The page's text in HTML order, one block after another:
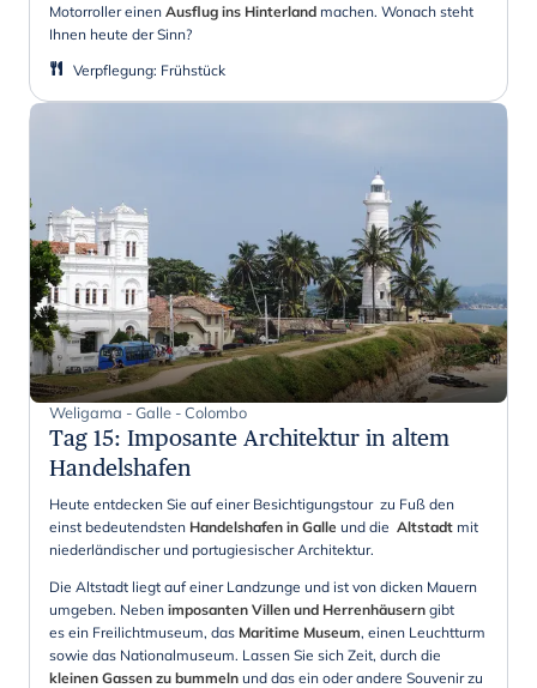
Motorroller einen Ausflug ins Hinterland machen. Wonach steht
Ihnen heute der Sinn?
Verpflegung: Frühstück
Weligama - Galle - Colombo
Tag 15: Imposante Architektur in altem
Handelshafen
Heute entdecken Sie auf einer Besichtigungstour zu Fuß den
einst bedeutendsten Handelshafen in Galle und die Altstadt mit
niederländischer und portugiesischer Architektur.
Die Altstadt liegt auf einer Landzunge und ist von dicken Mauern
umgeben. Neben imposanten Villen und Herrenhäusern gibt
es ein Freilichtmuseum, das Maritime Museum, einen Leuchtturm
sowie das Nationalmuseum. Lassen Sie sich Zeit, durch die
kleinen Gassen zu bummeln und das ein oder andere Souvenir zu